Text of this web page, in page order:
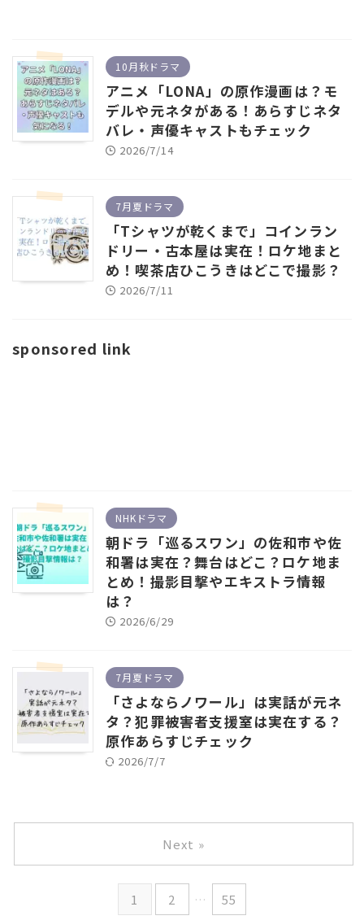
10月秋ドラマ
アニメ「LONA」の原作漫画は？モ
デルや元ネタがある！あらすじネタ
バレ・声優キャストもチェック
2026/7/14
7月夏ドラマ
「Tシャツが乾くまで」コインラン
ドリー・古本屋は実在！ロケ地まと
め！喫茶店ひこうきはどこで撮影？
2026/7/11
sponsored link
NHKドラマ
朝ドラ「巡るスワン」の佐和市や佐
和署は実在？舞台はどこ？ロケ地ま
とめ！撮影目撃やエキストラ情報
は？
2026/6/29
7月夏ドラマ
「さよならノワール」は実話が元ネ
タ？犯罪被害者支援室は実在する？
原作あらすじチェック
2026/7/7
1 2 … 55
Next »